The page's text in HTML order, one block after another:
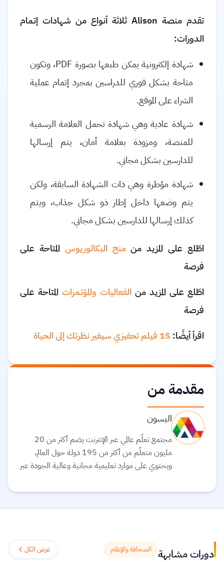
تقدم منصة Alison ثلاثة أنواع من شهادات إتمام
الدورات:
شهادة إلكترونية يمكن طبعها بصورة PDF، وتكون
متاحة بشكل فوري للدراسين بمجرد إتمام عملية
الشراء على الموقع.
شهادة عادية وهي شهادة تحمل العلامة الرسمية
للمنصة، ومزودة بعلامة أمان، يتم إرسالها
للدارسين بشكل مجاني.
شهادة مؤطرة وهي ذات الشهادة السابقة، ولكن
يتم وضعها داخل إطار ذو شكل جذاب، ويتم
كذلك إرسالها للدارسين بشكل مجاني.
اطّلع على المزيد منمنح البكالوريوس المتاحة على
فرصة
اطّلع على المزيد من الفعاليات والمؤتمرات المتاحة على
فرصة
اقرأ أيضًا:
مقدمة من
اليسون
مجتمع تعلّم عالمي عبر الإنترنت يضم أكثر من 20
مليون متعلّم من أكثر من 195 دولة حول العالم،
ويحتوي على موارد تعليمية مجانية وعالية الجودة عبر
ومعتمدة لسوق العمل. وهم ملتزمون بتحقيق
تحقيق الإمكانات الكاملة.
دورات مشابهة الصحافة والإعلام عرض الكل